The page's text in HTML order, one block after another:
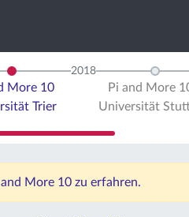
More 10
Trier
2018
Pi and More
Universität
More 10 zu erfahren.